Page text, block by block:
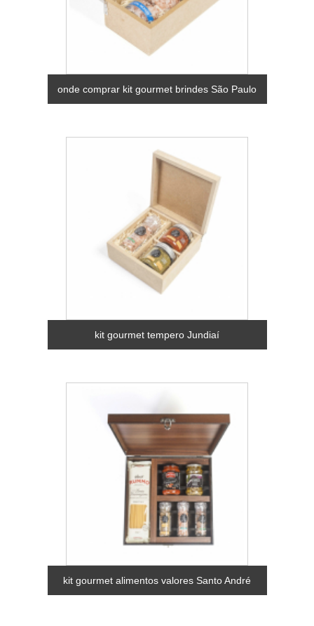
onde comprar kit gourmet brindes São Paulo
kit gourmet tempero Jundiaí
kit gourmet alimentos valores Santo André